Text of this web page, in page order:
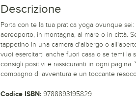
Descrizione
Porta con te la tua pratica yoga ovunque
aereoporto, in montagna, al mare o in città.
tappetino in una camera d'albergo o
vuoi esercitarti anche fuori casa o se temi
consigli positivi e rassicuranti in ogni
compagno di avventura e un toccante
Codice ISBN: 9788893195829